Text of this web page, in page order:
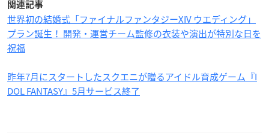
関連記事
世界初の結婚式「ファイナルファンタジーXIV ウエディング」
プラン誕生！ 開発・運営チーム監修の衣装や演出が特別な日を
祝福
昨年7月にスタートしたスクエニが贈るアイドル育成ゲーム『I
DOL FANTASY』5月サービス終了